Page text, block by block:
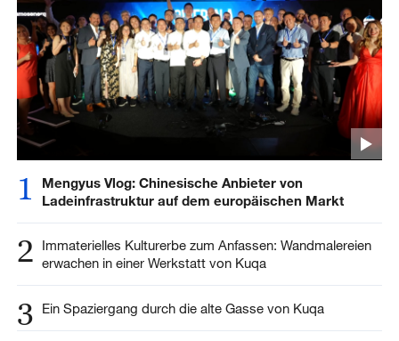
1
Mengyus Vlog: Chinesische Anbieter von
Ladeinfrastruktur auf dem europäischen Markt
2
Immaterielles Kulturerbe zum Anfassen: Wandmalereien
erwachen in einer Werkstatt von Kuqa
3 Ein Spaziergang durch die alte Gasse von Kuqa